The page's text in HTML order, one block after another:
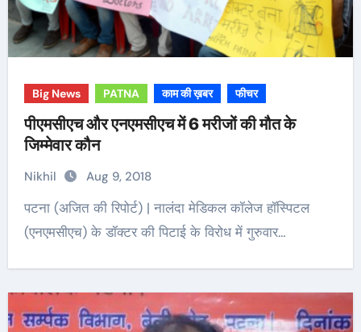
Big News PATNA काम की ख़बर फीचर
पीएमसीएच और एनएमसीएच में 6 मरीजों की मौत के
जिम्मेवार कौन
Nikhil Aug 9, 2018
पटना (अजित की रिपोर्ट) | नालंदा मेडिकल कॉलेज हॉस्पिटल
(एनएमसीएच) के डॉक्टर की पिटाई के विरोध में गुरुवार…